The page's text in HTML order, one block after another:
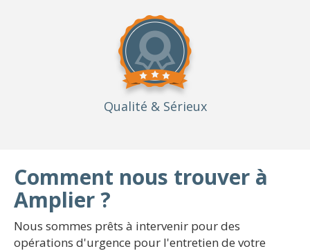
Qualité & Sérieux
Comment nous trouver à
Amplier ?
Nous sommes prêts à intervenir pour des
opérations d'urgence pour l'entretien de votre